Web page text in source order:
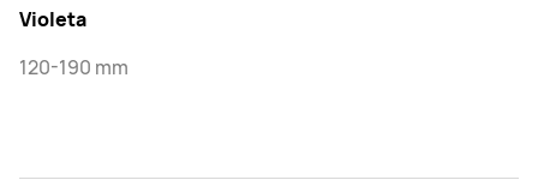
Violeta
120-190 mm